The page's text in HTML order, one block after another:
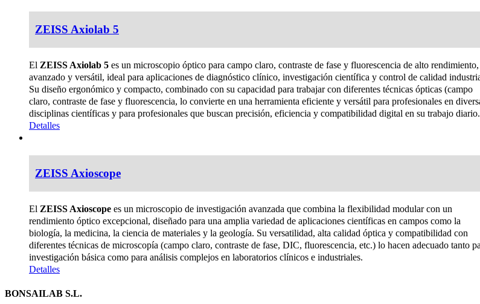
ZEISS Axiolab 5
El ZEISS Axiolab 5 es un microscopio óptico para campo claro, contraste de fase y fluorescencia de alto rendimiento,
avanzado y versátil, ideal para aplicaciones de diagnóstico clínico, investigación científica y control de calidad
Su diseño ergonómico y compacto, combinado con su capacidad para trabajar con diferentes técnicas ópticas (campo
claro, contraste de fase y fluorescencia, lo convierte en una herramienta eficiente y versátil para profesionales en
disciplinas científicas y para profesionales que buscan precisión, eficiencia y compatibilidad digital en su trabajo diario.
Detalles
ZEISS Axioscope
El ZEISS Axioscope es un microscopio de investigación avanzada que combina la flexibilidad modular con un
rendimiento óptico excepcional, diseñado para una amplia variedad de aplicaciones científicas en campos como la
biología, la medicina, la ciencia de materiales y la geología. Su versatilidad, alta calidad óptica y compatibilidad con
diferentes técnicas de microscopía (campo claro, contraste de fase, DIC, fluorescencia, etc.) lo hacen adecuado tanto
investigación básica como para análisis complejos en laboratorios clínicos e industriales.
Detalles
BONSAILAB S.L.